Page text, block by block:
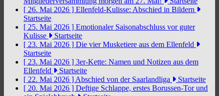
[ 26. Mai 2026 ] Ellenfeld-Kulisse: Abschied in Bildern
Startseite
[ 25. Mai 2026 ] Emotionaler Saisonabschluss vor guter
Kulisse
Startseite
[ 23. Mai 2026 ] Die vier Musketiere aus dem Ellenfeld
Startseite
[ 23. Mai 2026 ] 3er-Kette: Namen und Notizen aus dem
Ellenfeld
Startseite
[ 22. Mai 2026 ] Abschied von der Saarlandliga
Startseite
[ 20. Mai 2026 ] Deftige Schlappe, erstes Borussen-Tor und